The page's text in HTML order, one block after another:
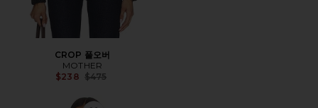
CROP 풀오버
MOTHER
$238 Previous price:
$475